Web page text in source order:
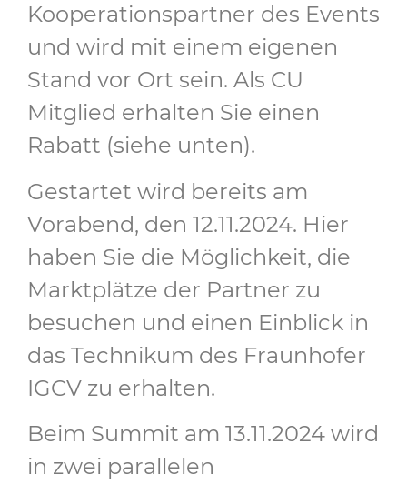
Kooperationspartner des Events
und wird mit einem eigenen
Stand vor Ort sein. Als CU
Mitglied erhalten Sie einen
Rabatt (siehe unten).
Gestartet wird bereits am
Vorabend, den 12.11.2024. Hier
haben Sie die Möglichkeit, die
Marktplätze der Partner zu
besuchen und einen Einblick in
das Technikum des Fraunhofer
IGCV zu erhalten.
Beim Summit am 13.11.2024 wird
in zwei parallelen